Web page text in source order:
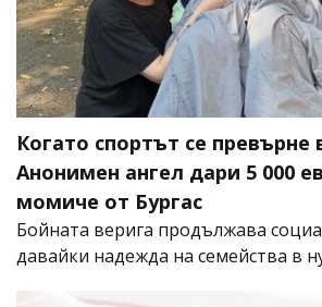
Когато спортът се превърне
Анонимен ангел дари 5 000
момиче от Бургас
Бойната верига продължава
давайки надежда на семейства в